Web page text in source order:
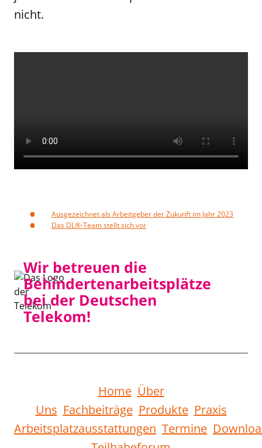
nicht.
Ausgezeichnet als Arbeitgeber der Zukunft im Jahr 2023
Das DL®-Team stellt sich vor
Wir betreuen die
Behindertenarbeitsplätze
bei der Deutschen
Telekom!
Home Über
Uns Fachbeiträge Produkte Praxis
Arbeitsplatzausstattungen Termine